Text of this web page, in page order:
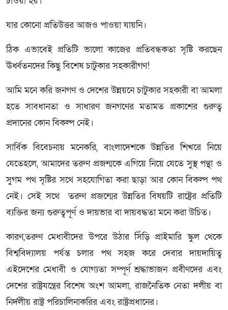
যার কোনো প্রতিউত্তর আজও পাওয়া যায়নি।
ঠিক এভাবেই প্রতিটি ভালো কাজের প্রতিবন্ধকতা সৃষ্টি করছেন
ঊর্ধ্বতনদের কিছু বিশেষ চাটুকার সহকারীগণ!
আমি মনে করি জনগণ ও দেশের উন্নয়নে চাটুকার সহকারী বা আমলা
হতে সাবধানতা ও সাধারণ জনগণের মতামত প্রকাশের গুরুত্ব
প্রদানের কোন বিকল্প নেই।
সার্বিক বিবেচনায় মনেকরি, বাংলাদেশকে উন্নতির শিখরে নিয়ে
যেতেহলে, আমাদের তরুণ প্রজন্মকে এগিয়ে নিয়ে যেতে সুস্থ পন্থা ও
সুগম পথ সৃষ্টির সথে সহযোগিতা করা ছাড়া আর কোন বিকল্প পথ
নেই। সেই সথে তরুণ প্রজন্মের উন্নতির বিষয়টি রাষ্ট্রের প্রতিটি
ব্যক্তির জন্য গুরুত্বপূর্ণ ও দায়ভার বা দায়বদ্ধতা মনে করা উচিত।
কারণ,তরুণ মেধাবীদের উপরে উঠার সিঁড়ি প্রাইমারি স্কুল থেকে
বিশ্ববিদ্যালয় পর্যন্ত চলার পথ সহজ করে দেবার দায়দায়িত্ব
এইদেশের মেধাবী ও যোগ্যতা সম্পূর্ণ শ্রদ্ধাভাজন প্রবীণদের এবং
দেশের রাষ্ট্রযন্ত্রের বিশেষ অংশ আমলা, রাজনৈতিক নেতা দলীয় বা
নির্দলীয় রাষ্ট্র পরিচালিনাকরির এবং রাষ্ট্রপ্রধানের।